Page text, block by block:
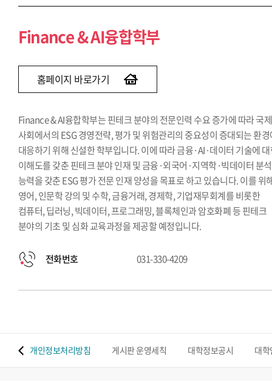
Finance & AI융합학부
홈페이지 바로가기
Finance & AI융합학부는 핀테크 분야의 전문인력 수요 증가에 따라 국제
사회에서의 ESG 경영전략, 평가 및 위험관리의 중요성이 증대되는 환
대응하기 위해 신설한 학부입니다. 이에 따라 금융·AI·데이터 기술에
이해도를 갖춘 핀테크 분야 인재 및 금융·외국어·지역학·빅데이터 분석
능력을 갖춘 ESG 평가 전문 인재 양성을 목표로 하고 있습니다. 이를 위
영어, 인문학 강의 및 수학, 금융거래, 경제학, 기업재무회계를 비롯한
컴퓨터, 딥러닝, 빅데이터, 프로그래밍, 블록체인과 암호화폐 등 핀테크
분야의 기초 및 심화 교육과정을 제공할 예정입니다.
전화번호 031-330-4209
개인정보처리방침 게시판 운영세칙 대학정보공시 대